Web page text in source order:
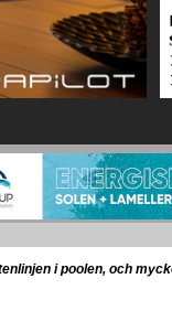
i poolen, och